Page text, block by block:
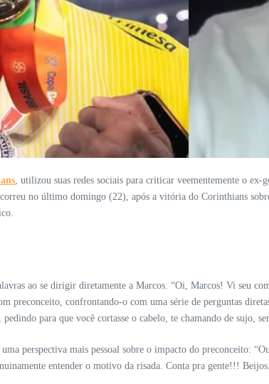
, utilizou suas redes sociais para criticar veementemente o
no último domingo (22), após a vitória do Corinthians
ao se dirigir diretamente a Marcos. “Oi, Marcos! Vi seu
preconceito, confrontando-o com uma série de perguntas
para que você cortasse o cabelo, te chamando de sujo,
perspectiva mais pessoal sobre o impacto do preconceito:
entender o motivo da risada. Conta pra gente!!!